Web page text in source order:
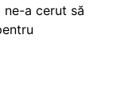
ne-a cerut să